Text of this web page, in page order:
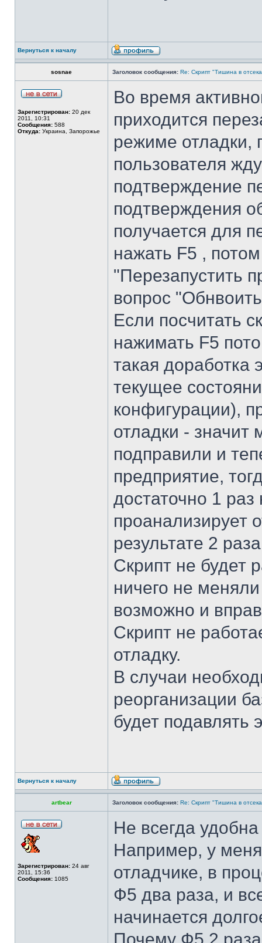
Вернуться к началу
sosnae Заголовок сообщения: Re: Скрипт "Тишина в
Зарегистрирован: 20 дек
2011, 10:31
Сообщения: 588
Откуда: Украина, Запорожье
Во время
приходится
режиме отладки,
пользователя
подтверждение
подтверждения
получается для
нажать F5 ,
"Перезапустить
вопрос
Если посчитать
нажимать F5
такая доработка
текущее
конфигурации),
отладки - значит
подправили и
предприятие,
достаточно 1
проанализирует
результате 2
Скрипт не будет
ничего не
возможно и
Скрипт не
отладку.
В случаи
реорганизации
будет подавлять
Вернуться к началу
artbear Заголовок сообщения: Re: Скрипт "Тишина в
Зарегистрирован: 24 авг
2011, 15:36
Сообщения: 1085
Не всегда
Например, у
отладчике, в
Ф5 два раза, и
начинается